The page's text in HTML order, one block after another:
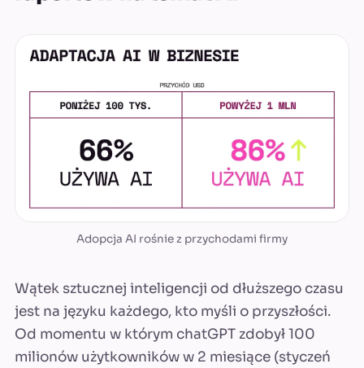
Adopcja AI rośnie z przychodami firmy
Wątek sztucznej inteligencji od dłuższego czasu
jest na języku każdego, kto myśli o przyszłości.
Od momentu w którym chatGPT zdobył 100
milionów użytkowników w 2 miesiące (styczeń